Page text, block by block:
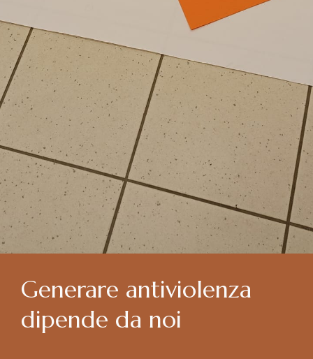
Generare antiviolenza
dipende da noi